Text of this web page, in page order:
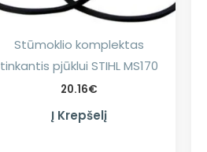
Stūmoklio komplektas
tinkantis pjūklui STIHL MS170
20.16€
Į Krepšelį